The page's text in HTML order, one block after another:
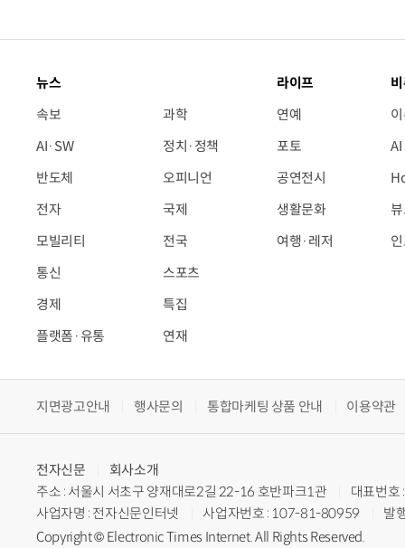
뉴스
속보
AI·SW
반도체
전자
모빌리티
통신
경제
플랫폼·유통
과학
정치·정책
오피니언
국제
전국
스포츠
특집
연재
라이프
연예
포토
공연전시
생활문화
여행·레저
지면광고안내 행사문의 통합마케팅 상품 안내 이용약관
전자신문
회사소개
주소 : 서울시 서초구 양재대로2길 22-16 호반파크1관
대표번
사업자명 : 전자신문인터넷
사업자번호 : 107-81-80959
발
Copyright © Electronic Times Internet. All Rights Reserved.